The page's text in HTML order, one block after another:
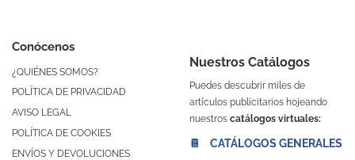
Conócenos
¿QUIÉNES SOMOS?
POLÍTICA DE PRIVACIDAD
AVISO LEGAL
POLÍTICA DE COOKIES
ENVÍOS Y DEVOLUCIONES
Nuestros Catálogos
Puedes descubrir miles de
artículos publicitarios hojeando
nuestros catálogos virtuales:
📔 CATÁLOGOS GENERALES